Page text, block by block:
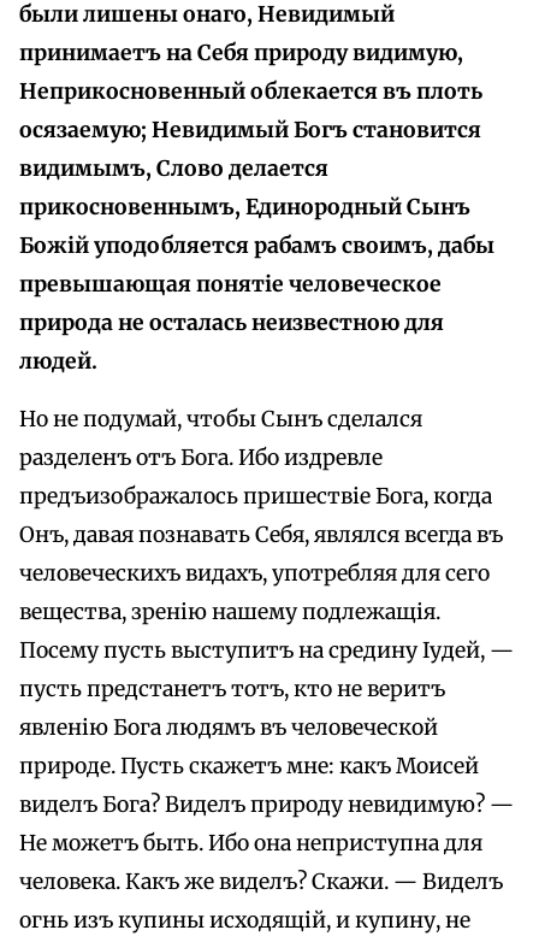
были лишены онаго, Невидимый
принимаетъ на Себя природу видимую,
Неприкосновенный облекается въ плоть
осязаемую; Невидимый Богъ становится
видимымъ, Слово делается
прикосновеннымъ, Единородный Сынъ
Божій уподобляется рабамъ своимъ, дабы
превышающая понятіе человеческое
природа не осталась неизвестною для
людей.
Но не подумай, чтобы Сынъ сделался
разделенъ отъ Бога. Ибо издревле
предъизображалось пришествіе Бога, когда
Онъ, давая познавать Себя, являлся всегда въ
человеческихъ видахъ, употребляя для сего
вещества, зренію нашему подлежащія.
Посему пусть выступитъ на средину Іудей, —
пусть предстанетъ тотъ, кто не веритъ
явленію Бога людямъ въ человеческой
природе. Пусть скажетъ мне: какъ Моисей
виделъ Бога? Виделъ природу невидимую? —
He можетъ быть. Ибо она неприступна для
человека. Какъ же виделъ? Скажи. — Виделъ
огнь изъ купины исходящій, и купину, не